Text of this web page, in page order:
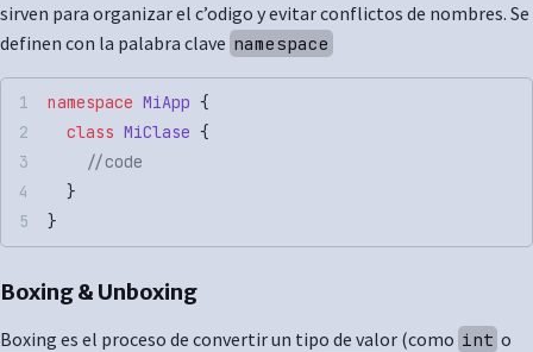
sirven para organizar el c’odigo y evitar conflictos de nombres. Se
definen con la palabra clave namespace
namespace MiApp {
  class
MiClase {
    //code
  }
}
Boxing & Unboxing
Boxing es el proceso de convertir un tipo de valor (como int o